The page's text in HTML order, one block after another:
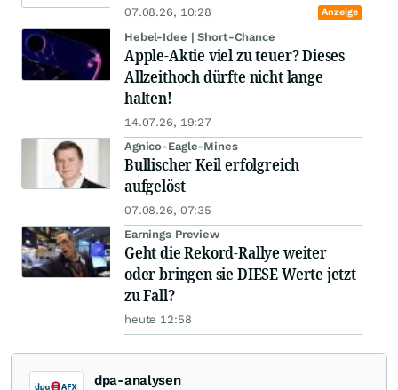
07.08.26, 10:28 Anzeige
Hebel-Idee | Short-Chance
Apple-Aktie viel zu teuer? Dieses
Allzeithoch dürfte nicht lange
halten!
14.07.26, 19:27
Agnico-Eagle-Mines
Bullischer Keil erfolgreich
aufgelöst
07.08.26, 07:35
Earnings Preview
Geht die Rekord-Rallye weiter
oder bringen sie DIESE Werte jetzt
zu Fall?
heute 12:58
dpa-analysen